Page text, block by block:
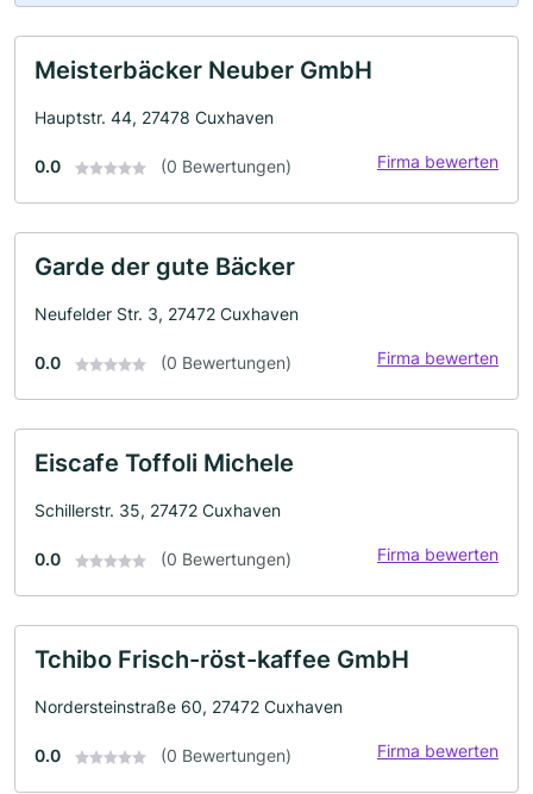
Meisterbäcker Neuber GmbH
Hauptstr. 44, 27478 Cuxhaven
0.0 (0 Bewertungen) Firma bewerten
Garde der gute Bäcker
Neufelder Str. 3, 27472 Cuxhaven
0.0 (0 Bewertungen) Firma bewerten
Eiscafe Toffoli Michele
Schillerstr. 35, 27472 Cuxhaven
0.0 (0 Bewertungen) Firma bewerten
Tchibo Frisch-röst-kaffee GmbH
Nordersteinstraße 60, 27472 Cuxhaven
0.0 (0 Bewertungen) Firma bewerten